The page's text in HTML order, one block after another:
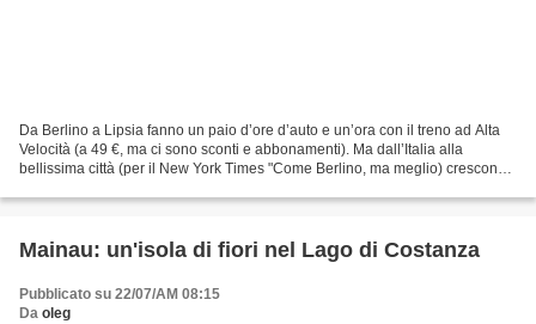
Da Berlino a Lipsia fanno un paio d’ore d’auto e un’ora con il treno ad Alta
Velocità (a 49 €, ma ci sono sconti e abbonamenti). Ma dall’Italia alla
bellissima città (per il New York Times "Come Berlino, ma meglio) crescono
Mainau: un'isola di fiori nel Lago di Costanza
Pubblicato su 22/07/AM 08:15
Da oleg